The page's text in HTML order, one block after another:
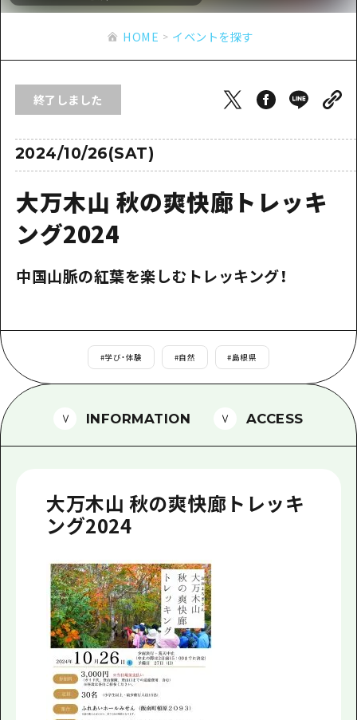
ショッピング
ナイトライフ
世界遺産
学び・体験
歴史・文化
癒し
自然
安芸
備後
宮島周辺
山口県東部
弾丸
半日
2泊3日
備後
備北
宮島周辺
山口県東部
愛媛県
島根県
お役立ち情報
アクセス
二次交通まとめ
施設の混雑状況のお知らせ
手荷物預かり・配送サービス
広島おもてなしパス
HIROSHIMA FREE Wi-Fi
広島県を訪れる外国人旅行者向け情報一
ボランティアガイド
よくあるご質問
メディア掲載情報
フォトダウンロード
関連リンク
HOME
お問い合わせ
事業者・学校関係者の皆さま
HOME イベントを探す
終了しました
2024/10/26(SAT)
大万木山 秋の爽快廊トレッキ
ング2024
中国山脈の紅葉を楽しむトレッキング！
#学び・体験 #自然 #島根県
INFORMATION ACCESS
大万木山 秋の爽快廊トレッキ
ング2024